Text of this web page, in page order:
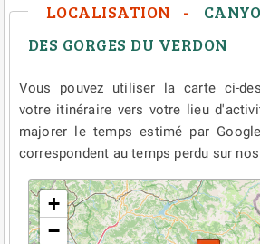
LOCALISATION -
DES GORGES DU VERDON
Vous pouvez utiliser la carte ci-
votre itinéraire vers votre lieu
majorer le temps estimé par
correspondent au temps perdu sur
Veuillez patienter pendant le chargement de
+
−